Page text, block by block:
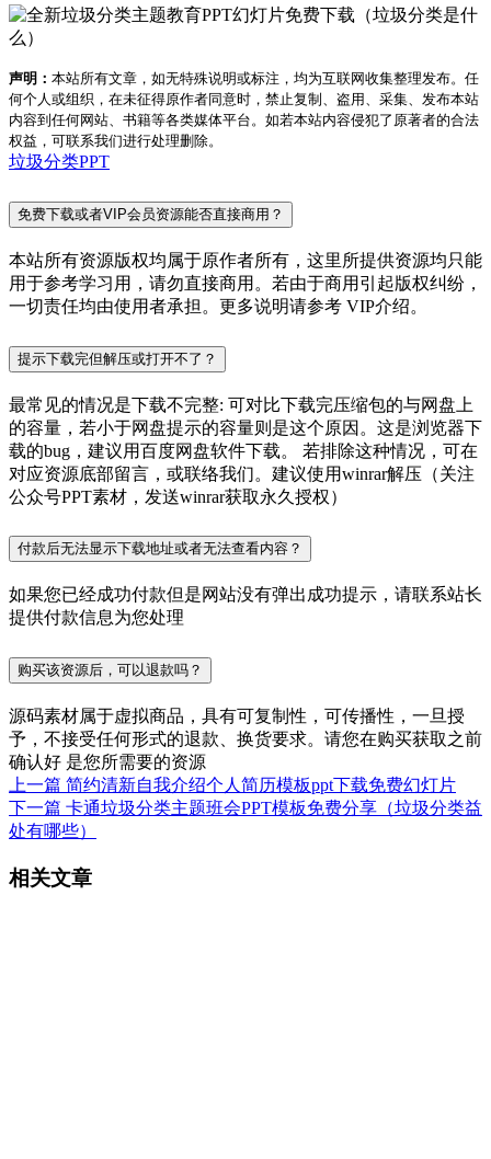
声明： 本站所有文章，如无特殊说明或标注，均为互联网收集整理发布。任
何个人或组织，在未征得原作者同意时，禁止复制、盗用、采集、发布本站
内容到任何网站、书籍等各类媒体平台。如若本站内容侵犯了原著者的合法
权益，可联系我们进行处理删除。
垃圾分类PPT
免费下载或者VIP会员资源能否直接商用？
本站所有资源版权均属于原作者所有，这里所提供资源均只能
用于参考学习用，请勿直接商用。若由于商用引起版权纠纷，
一切责任均由使用者承担。更多说明请参考 VIP介绍。
提示下载完但解压或打开不了？
最常见的情况是下载不完整: 可对比下载完压缩包的与网盘上
的容量，若小于网盘提示的容量则是这个原因。这是浏览器下
载的bug，建议用百度网盘软件下载。 若排除这种情况，可在
对应资源底部留言，或联络我们。建议使用winrar解压（关注
公众号PPT素材，发送winrar获取永久授权）
付款后无法显示下载地址或者无法查看内容？
如果您已经成功付款但是网站没有弹出成功提示，请联系站长
提供付款信息为您处理
购买该资源后，可以退款吗？
源码素材属于虚拟商品，具有可复制性，可传播性，一旦授
予，不接受任何形式的退款、换货要求。请您在购买获取之前
确认好 是您所需要的资源
上一篇 简约清新自我介绍个人简历模板ppt下载免费幻灯片
下一篇 卡通垃圾分类主题班会PPT模板免费分享（垃圾分类益
处有哪些）
相关文章